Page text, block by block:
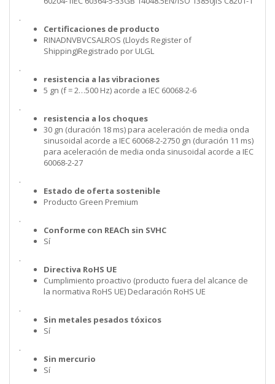
.
Certificaciones de producto
RINADNVBVCSALROS (Lloyds Register of
Shipping)Registrado por ULGL
.
resistencia a las vibraciones
5 gn (f = 2…500 Hz) acorde a IEC 60068-2-6
.
resistencia a los choques
30 gn (duración 18 ms) para aceleración de media onda
sinusoidal acorde a IEC 60068-2-2750 gn (duración 11 ms)
para aceleración de media onda sinusoidal acorde a IEC
60068-2-27
.
Estado de oferta sostenible
Producto Green Premium
.
Conforme con REACh sin SVHC
Sí
.
Directiva RoHS UE
Cumplimiento proactivo (producto fuera del alcance de
la normativa RoHS UE) Declaración RoHS UE
.
Sin metales pesados tóxicos
Sí
.
Sin mercurio
Sí